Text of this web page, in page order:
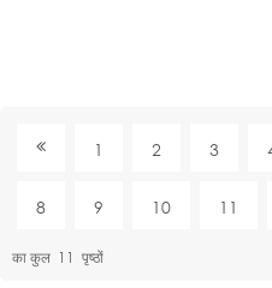
1 2 3
8 9 10 11
का कुल 11 पृष्ठों